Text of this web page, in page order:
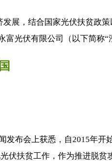
展，结合国家光伏扶贫政
光伏有限公司（以下简称
布会上获悉，自2015年
伏扶贫工作，作为推进脱贫